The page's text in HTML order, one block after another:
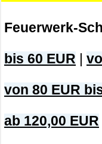
Feuerwerk-
bis 60 EUR
von 80 EUR
ab 120,00 EUR